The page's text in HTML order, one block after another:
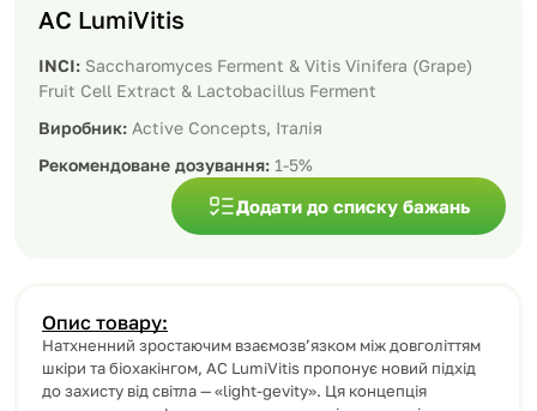
AC LumiVitis
INCI: Saccharomyces Ferment & Vitis Vinifera (Grape)
Fruit Cell Extract & Lactobacillus Ferment
Виробник: Active Conсepts, Італія
Рекомендоване дозування: 1-5%
Додати до списку бажань
Опис товару:
Натхненний зростаючим взаємозв’язком між довголіттям
шкіри та біохакінгом, AC LumiVitis пропонує новий підхід
до захисту від світла — «light-gevity». Ця концепція